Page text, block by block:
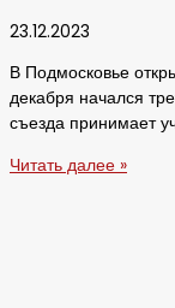
23.12.2023
В Подмосковье
декабря начался
съезда принимает
Читать далее »